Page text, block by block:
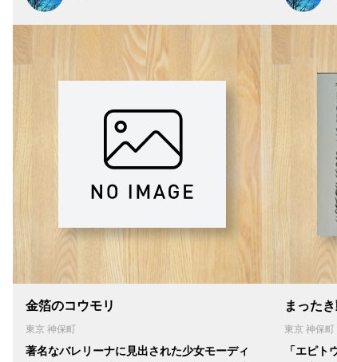
金箔のコウモリ
東京 神保町
著名なバレリーナに見出された少女モーディ
まった
東京 神保町
「エピト